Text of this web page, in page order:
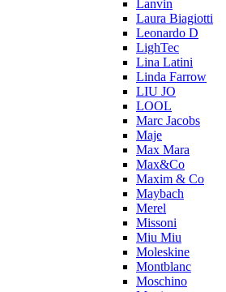
Lanvin
Laura Biagiotti
Leonardo D
LighTec
Lina Latini
Linda Farrow
LIU JO
LOOL
Marc Jacobs
Maje
Max Mara
Max&Co
Maxim & Co
Maybach
Merel
Missoni
Miu Miu
Moleskine
Montblanc
Moschino